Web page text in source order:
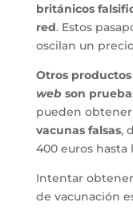
británicos
red. Estos
oscilan un
Otros
web son
pueden
vacunas falsas,
400 euros hasta
Intentar obtener
de vacunación